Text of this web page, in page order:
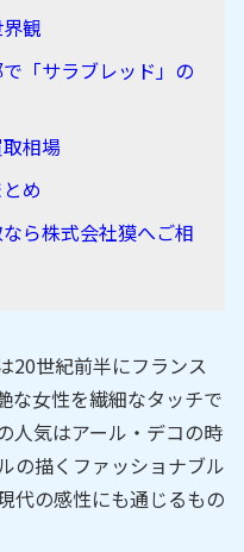
観
「サラブレッド」の
相場
め
ら株式会社獏へご相
20世紀前半にフランス
な女性を繊細なタッチで
人気はアール・デコの時
の描くファッショナブル
代の感性にも通じるもの